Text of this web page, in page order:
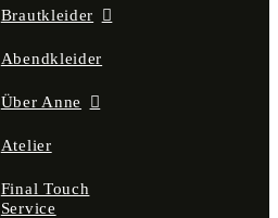
gewählt
Brautkleider
Abendkleider
Über Anne
Atelier
Final Touch
Service